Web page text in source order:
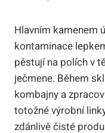
Hlavním kamenem
kontaminace
pěstují na polích v
ječmene. Během
kombajny a
totožné výrobní
zdánlivě čisté